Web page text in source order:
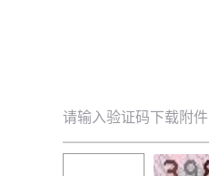
请输入验证码下载附件